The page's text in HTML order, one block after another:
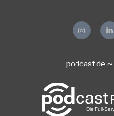
podcast.de